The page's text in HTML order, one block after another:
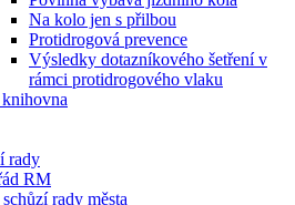
Na kolo jen s přilbou
Protidrogová prevence
Výsledky dotazníkového šetření v
rámci protidrogového vlaku
rady
RM
rady města